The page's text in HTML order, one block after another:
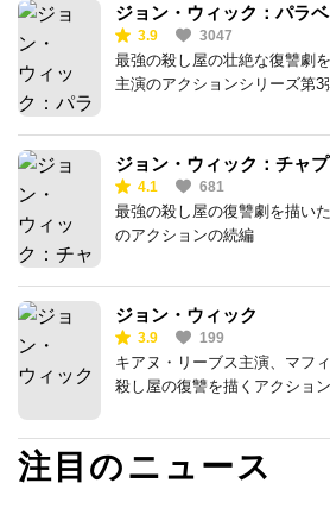
ジョン・ウィック：パラ
3.9 3047
最強の殺し屋の壮絶な復讐劇
主演のアクションシリーズ第3
ジョン・ウィック：チャ
4.1 681
最強の殺し屋の復讐劇を描い
のアクションの続編
ジョン・ウィック
3.9 199
キアヌ・リーブス主演、マフ
殺し屋の復讐を描くアクション
注目のニュース